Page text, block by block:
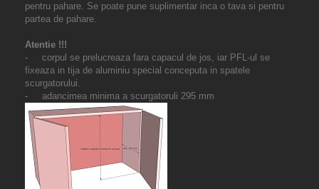
pentru pahare. Se poate pune suplimentar inca o tava si pentru
partea de pahare.
Atentie !!!
- corpul se prelucreaza fara capacul de jos, iar PFL-ul se
fixeaza in tija de aluminiu special conceputa in spatele
scurgatorului.
- adancimea minima a scurgatoruli 295 mm